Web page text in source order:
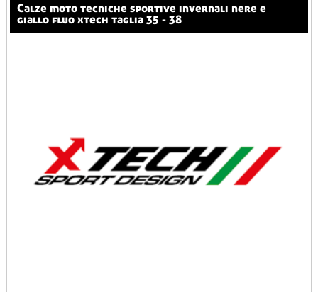
calze moto tecniche sportive invernali nere e
giallo fluo xtech taglia 35 - 38